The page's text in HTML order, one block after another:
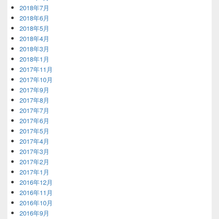
2018年7月
2018年6月
2018年5月
2018年4月
2018年3月
2018年1月
2017年11月
2017年10月
2017年9月
2017年8月
2017年7月
2017年6月
2017年5月
2017年4月
2017年3月
2017年2月
2017年1月
2016年12月
2016年11月
2016年10月
2016年9月